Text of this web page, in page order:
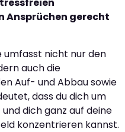
Ansprüchen gerecht
umfasst nicht nur den
auch die
Auf- und Abbau sowie
dass du dich um
dich ganz auf deine
konzentrieren kannst.